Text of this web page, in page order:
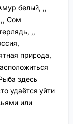
белый, ,,
,, Сом
,,
природа,
здесь
удаётся уйти
или